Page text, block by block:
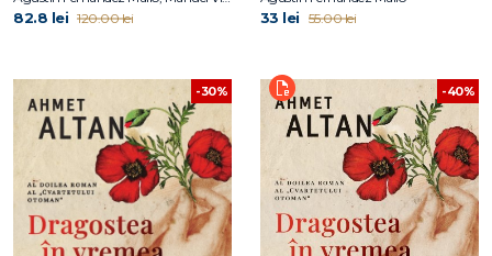
82.8 lei 120.00 lei 33 lei 55.00 lei
-30% -40%